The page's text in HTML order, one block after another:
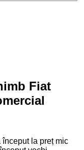
Fiat
început la preț mic